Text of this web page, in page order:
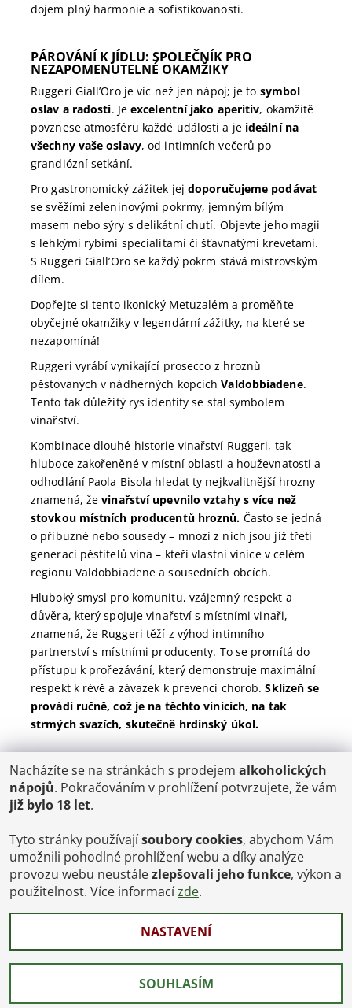
dojem plný harmonie a sofistikovanosti.
PÁROVÁNÍ K JÍDLU: SPOLEČNÍK PRO
NEZAPOMENUTELNÉ OKAMŽIKY
Ruggeri Giall’Oro je víc než jen nápoj; je to symbol
oslav a radosti. Je excelentní jako aperitiv, okamžitě
povznese atmosféru každé události a je ideální na
všechny vaše oslavy, od intimních večerů po
grandiózní setkání.
Pro gastronomický zážitek jej doporučujeme podávat
se svěžími zeleninovými pokrmy, jemným bílým
masem nebo sýry s delikátní chutí. Objevte jeho magii
s lehkými rybími specialitami či šťavnatými krevetami.
S Ruggeri Giall’Oro se každý pokrm stává mistrovským
dílem.
Dopřejte si tento ikonický Metuzalém a proměňte
obyčejné okamžiky v legendární zážitky, na které se
nezapomíná!
Ruggeri vyrábí vynikající prosecco z hroznů
pěstovaných v nádherných kopcíchValdobbiadene.
Tento tak důležitý rys identity se stal symbolem
vinařství.
Kombinace dlouhé historie vinařství Ruggeri, tak
hluboce zakořeněné v místní oblasti a houževnatosti a
odhodlání Paola Bisola hledat ty nejkvalitnější hrozny
znamená, ževinařství upevnilo vztahy s více než
stovkou místních producentů hroznů. Často se jedná
o příbuzné nebo sousedy – mnozí z nich jsou již třetí
generací pěstitelů vína – kteří vlastní vinice v celém
regionu Valdobbiadene a sousedních obcích.
Hluboký smysl pro komunitu, vzájemný respekt a
důvěra, který spojuje vinařství s místními vinaři,
znamená, že Ruggeri těží z výhod intimního
partnerství s místními producenty. To se promítá do
přístupu k prořezávání, který demonstruje maximální
respekt k révě a závazek k prevenci chorob.Sklizeň se
provádí ručně, což je na těchto vinicích, na tak
strmých svazích, skutečně hrdinský úkol.
POŠTOVNÉ
ČR: od 95,-
SK: 350,-
€ = 24,00 CZK
Dopravy a Platby
Jsme internetový obchod, osobní odběr není možný.
2026 © Vinoteka-Praha.cz, všechna práva vyhrazena
Vytvořil Shoptet
Nacházíte se na stránkách s prodejem alkoholických
nápojů. Pokračováním v prohlížení potvrzujete, že vám
již bylo 18 let.
Tyto stránky používajísoubory cookies, abychom Vám
umožnili pohodlné prohlížení webu a díky analýze
provozu webu neustálezlepšovali jeho funkce, výkon a
použitelnost. Více informacízde.
NASTAVENÍ
SOUHLASÍM